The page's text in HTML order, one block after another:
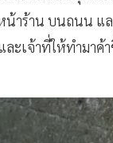
น้าร้าน บนถนน แ
ละเจ้าที่ให้ทำมาค้